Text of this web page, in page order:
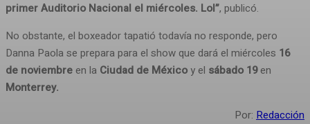
primer Auditorio Nacional el miércoles. Lol”, publicó.
No obstante, el boxeador tapatió todavía no responde, pero
Danna Paola se prepara para el show que dará el miércoles 16
de noviembre en la Ciudad de Méxicoy el sábado 19en
Monterrey.
Por: Redacción